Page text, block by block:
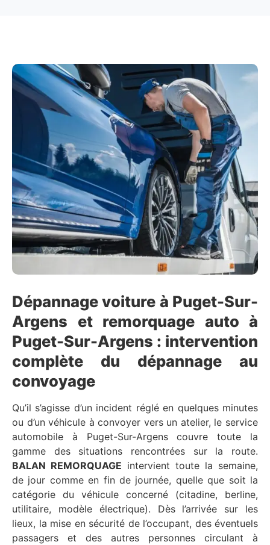
Dépannage voiture à Puget-Sur-
Argens et remorquage auto à
Puget-Sur-Argens : intervention
complète du dépannage au
convoyage
Qu’il s’agisse d’un incident réglé en quelques minutes
ou d’un véhicule à convoyer vers un atelier, le service
automobile à Puget-Sur-Argens couvre toute la
gamme des situations rencontrées sur la route.
BALAN REMORQUAGE intervient toute la semaine,
de jour comme en fin de journée, quelle que soit la
catégorie du véhicule concerné (citadine, berline,
utilitaire, modèle électrique). Dès l’arrivée sur les
lieux, la mise en sécurité de l’occupant, des éventuels
passagers et des autres personnes circulant à